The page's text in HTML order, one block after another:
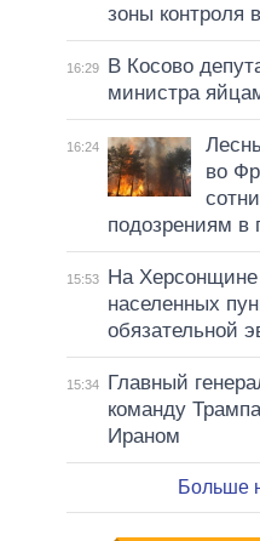
зоны контроля
16:29
В Косово
министра
16:24
во
подозрениям в
15:53
На
населенных
обязательной
15:34
Главный
команду
Ираном
Больше